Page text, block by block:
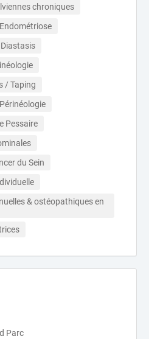
chroniques
/ Taping
Pessaire
du Sein
& ostéopathiques en
Parc